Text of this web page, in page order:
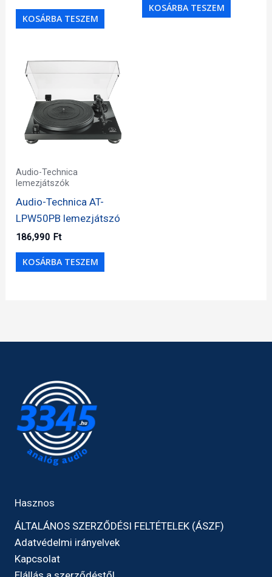
was:
137,990 Ft.
KOSÁRBA TESZEM
KOSÁRBA TESZEM
Audio-Technica
lemezjátszók
Audio-Technica AT-
LPW50PB lemezjátszó
186,990 Ft
KOSÁRBA TESZEM
Hasznos
ÁLTALÁNOS SZERZŐDÉSI FELTÉTELEK (ÁSZF)
Adatvédelmi irányelvek
Kapcsolat